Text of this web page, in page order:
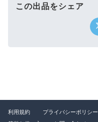
この出品をシェア
利用規約 プライバシーポリシー